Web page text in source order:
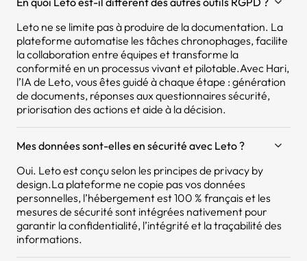
Leto ne se limite pas à produire de la documentation. La
plateforme automatise les tâches chronophages, facilite
la collaboration entre équipes et transforme la
conformité en un processus vivant et pilotable.Avec Hari,
l’IA de Leto, vous êtes guidé à chaque étape : génération
de documents, réponses aux questionnaires sécurité,
priorisation des actions et aide à la décision.
Mes données sont-elles en sécurité avec Leto ?
Oui. Leto est conçu selon les principes de privacy by
design.La plateforme ne copie pas vos données
personnelles, l’hébergement est 100 % français et les
mesures de sécurité sont intégrées nativement pour
garantir la confidentialité, l’intégrité et la traçabilité des
informations.